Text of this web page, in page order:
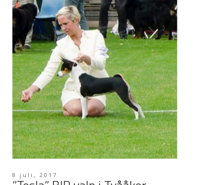
8 juli, 2017